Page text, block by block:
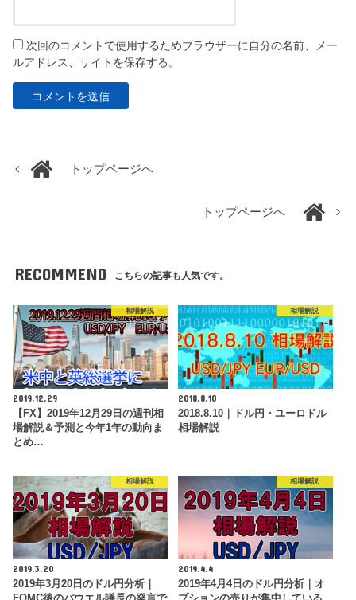
次回のコメントで使用するためブラウザーに自分の名前、メー
ルアドレス、サイトを保存する。
トップページへ
トップページへ
RECOMMEND こちらの記事も人気です。
相場解説
2019.12.29
【FX】2019年12月29日の週刊相
場解説＆予測と今年1年の動向ま
とめ…
相場解説
2018.8.10
2018.8.10｜ドル円・ユーロドル
相場解説
相場解説
2019.3.20
2019年3月20日のドル円分析｜
相場解説
2019.4.4
2019年4月4日のドル円分析｜オ